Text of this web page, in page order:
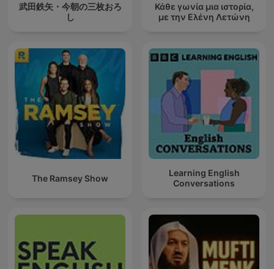
武田鉄矢・今朝の三枚おろ
し
Κάθε γωνία μια ιστορία,
με την Ελένη Λετώνη
The Ramsey Show
Learning English
Conversations